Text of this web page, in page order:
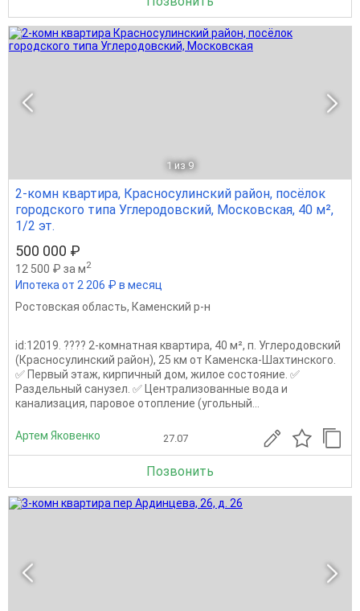
1 из 9
2-комн квартира, Красносулинский район, посёлок
городского типа Углеродовский, Московская, 40 м²,
1/2 эт.
500 000 ₽
12 500 ₽ за м2
Ипотека от 2 206 ₽ в месяц
Ростовская область, Каменский р-н
id:12019. ???? 2‑комнатная квартира, 40 м², п. Углеродовский
(Красносулинский район), 25 км от Каменска‑Шахтинского.
✅ Первый этаж, кирпичный дом, жилое состояние. ✅
Раздельный санузел. ✅ Централизованные вода и
канализация, паровое отопление (угольный...
Артем Яковенко 27.07
Позвонить